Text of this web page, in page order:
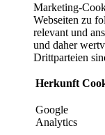
Marketing-
Webseiten zu
relevant und
und daher
Drittparteien
Herkunft
Google
Analytics